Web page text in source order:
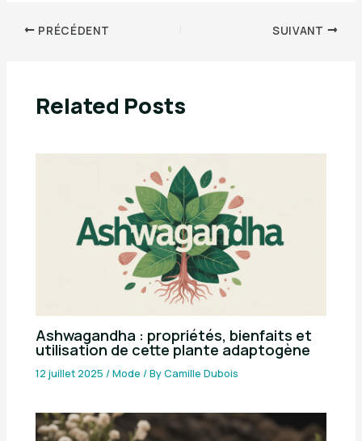
PRÉCÉDENT SUIVANT
Related Posts
Ashwagandha : propriétés, bienfaits et
utilisation de cette plante adaptogène
12 juillet 2025/Mode / ByCamille Dubois